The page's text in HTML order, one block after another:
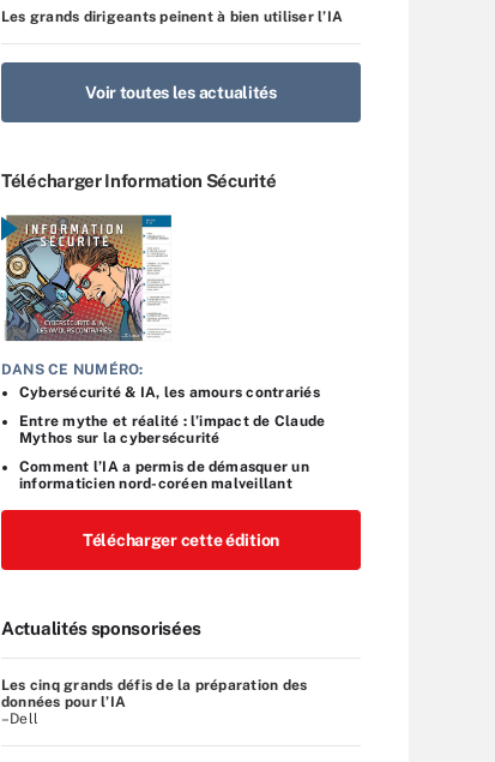
Les grands dirigeants peinent à bien utiliser l’IA
Voir toutes les actualités
Télécharger Information Sécurité
DANS CE NUMÉRO:
Cybersécurité & IA, les amours contrariés
Entre mythe et réalité : l’impact de Claude
Mythos sur la cybersécurité
Comment l’IA a permis de démasquer un
informaticien nord-coréen malveillant
Télécharger cette édition
Actualités sponsorisées
Les cinq grands défis de la préparation des
données pour l’IA
–Dell